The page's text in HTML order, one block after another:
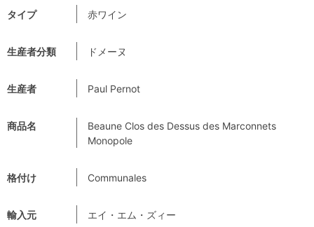
タイプ 赤ワイン
生産者分類 ドメーヌ
生産者 Paul Pernot
商品名
Beaune Clos des Dessus des Marconnets
Monopole
格付け Communales
輸入元 エイ・エム・ズィー